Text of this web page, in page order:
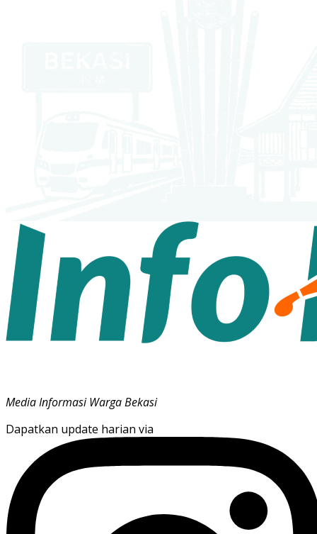
Media Informasi Warga Bekasi
Dapatkan update harian via